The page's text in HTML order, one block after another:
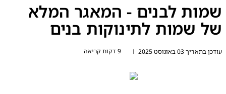
לבנים - המאגר המלא
שמות לתינוקות בנים
03 באוגוסט 2025 |